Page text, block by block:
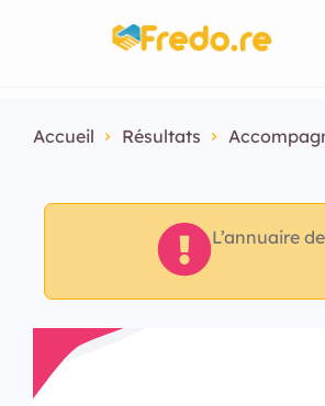
Accueil Résultats
L’annuaire